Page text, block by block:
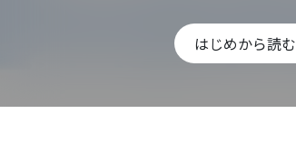
はじめから読む